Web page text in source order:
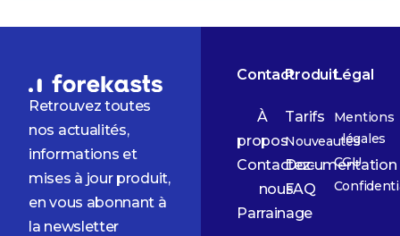
Retrouvez toutes
nos actualités,
informations et
mises à jour produit,
en vous abonnant à
la newsletter
Contact
À
propos
Contactez-
nous
Parrainage
Produit
Tarifs
Nouveautés
Documentation
FAQ
Légal
Mentions
légales
CGU